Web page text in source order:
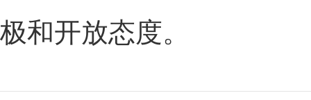
极和开放态度。